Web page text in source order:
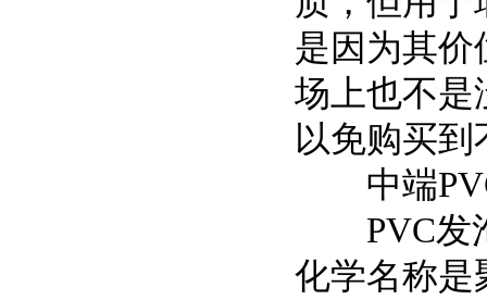
是因为其价
场上也不是
以免购买
中端
PVC发泡
化学名称是